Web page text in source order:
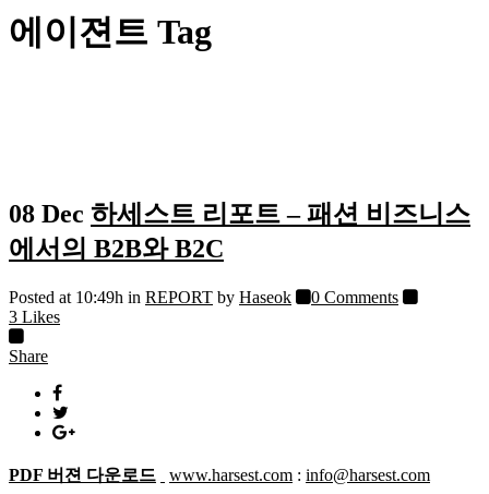
에이젼트 Tag
08 Dec 하세스트 리포트 – 패션 비즈니스
에서의 B2B와 B2C
Posted at 10:49h in REPORT by Haseok
0 Comments
3 Likes
Share
PDF 버젼 다운로드 www.harsest.com : info@harsest.com